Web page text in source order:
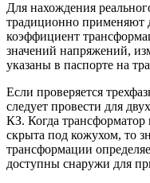
Для нахождения
традиционно применяют
коэффициент
значений напряжений,
указаны в паспорте на
Если проверяется
следует провести для
КЗ. Когда
скрыта под кожухом, то
трансформации
доступны снаружи для